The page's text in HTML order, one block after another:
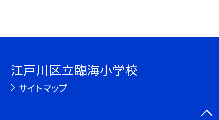
江戸川区立臨海小学校
サイトマップ